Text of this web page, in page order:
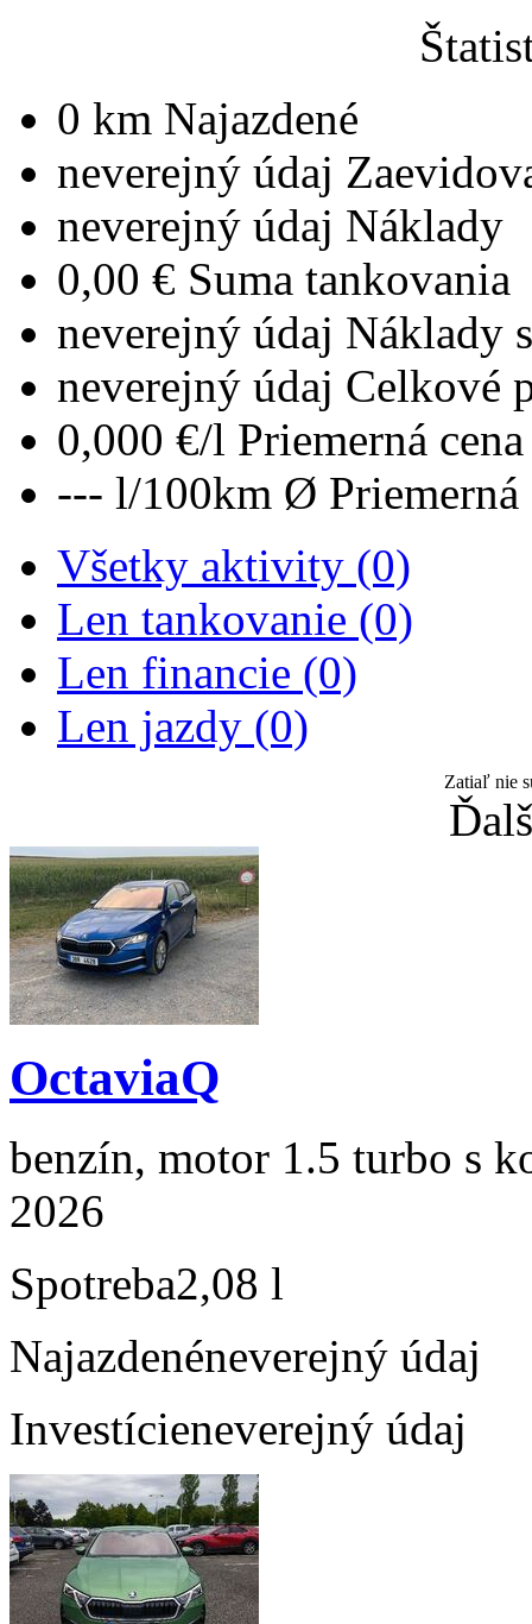
0 km Najazdené
neverejný údaj
neverejný údaj Náklady
0,00 € Suma tankovania
neverejný údaj Náklady
neverejný údaj Celkové
0,000 €/l Priemerná
--- l/100km Ø Priemerná
Všetky aktivity (0)
Len tankovanie (0)
Len financie (0)
Len jazdy (0)
Zatiaľ nie
OctaviaQ
benzín, motor 1.5 turbo s
2026
Spotreba2,08 l
Najazdenéneverejný údaj
Investícieneverejný údaj